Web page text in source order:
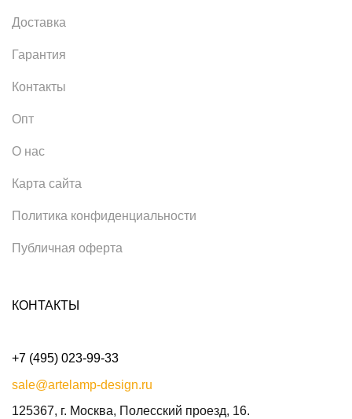
Доставка
Гарантия
Контакты
Опт
О нас
Карта сайта
Политика конфиденциальности
Публичная оферта
КОНТАКТЫ
+7 (495) 023-99-33
sale@artelamp-design.ru
125367, г. Москва, Полесский проезд, 16.